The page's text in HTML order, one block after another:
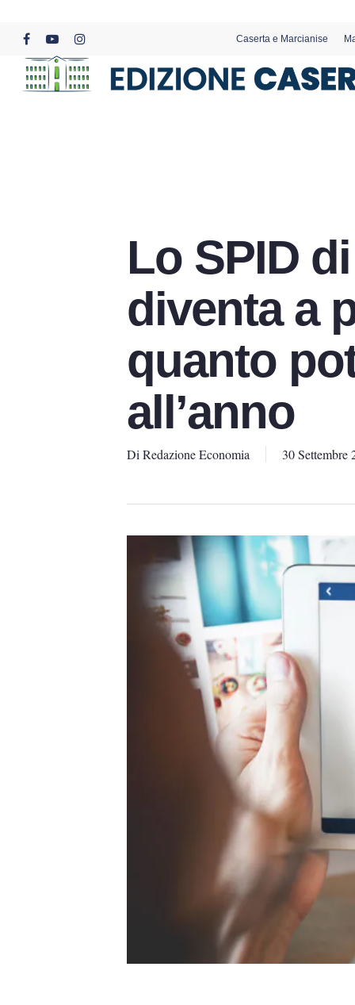
content
facebookyoutubeinstagram
Caserta e Marcianise
Lo SPID
diventa a
quanto
all’anno
Di Redazione Economia 30 Settembre